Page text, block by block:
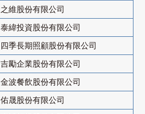
之維股份有限公司
泰緯投資股份有限公司
四季長期照顧股份有限公司
吉勵企業股份有限公司
金波餐飲股份有限公司
佑晟股份有限公司